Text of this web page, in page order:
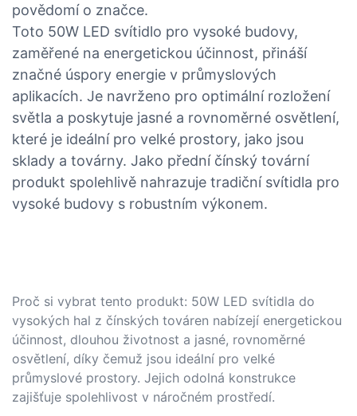
povědomí o značce.
Toto 50W LED svítidlo pro vysoké budovy,
zaměřené na energetickou účinnost, přináší
značné úspory energie v průmyslových
aplikacích. Je navrženo pro optimální rozložení
světla a poskytuje jasné a rovnoměrné osvětlení,
které je ideální pro velké prostory, jako jsou
sklady a továrny. Jako přední čínský tovární
produkt spolehlivě nahrazuje tradiční svítidla pro
vysoké budovy s robustním výkonem.
Proč si vybrat tento produkt: 50W LED svítidla do
vysokých hal z čínských továren nabízejí energetickou
účinnost, dlouhou životnost a jasné, rovnoměrné
osvětlení, díky čemuž jsou ideální pro velké
průmyslové prostory. Jejich odolná konstrukce
zajišťuje spolehlivost v náročném prostředí.